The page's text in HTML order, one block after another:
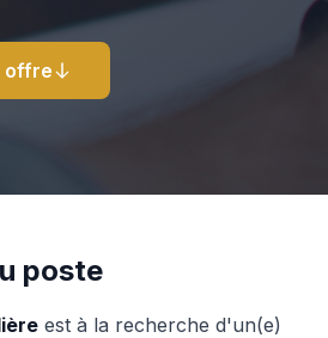
offre
poste
est à la recherche d'un(e)